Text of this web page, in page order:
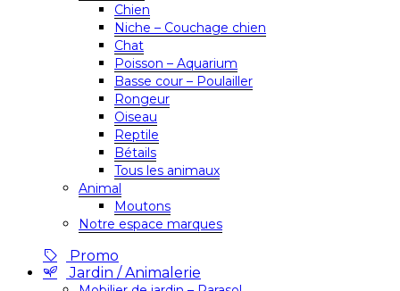
Chien
Niche – Couchage chien
Chat
Poisson – Aquarium
Basse cour – Poulailler
Rongeur
Oiseau
Reptile
Bétails
Tous les animaux
Animal
Moutons
Notre espace marques
Promo
Jardin / Animalerie